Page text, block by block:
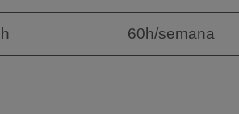
60h/semana